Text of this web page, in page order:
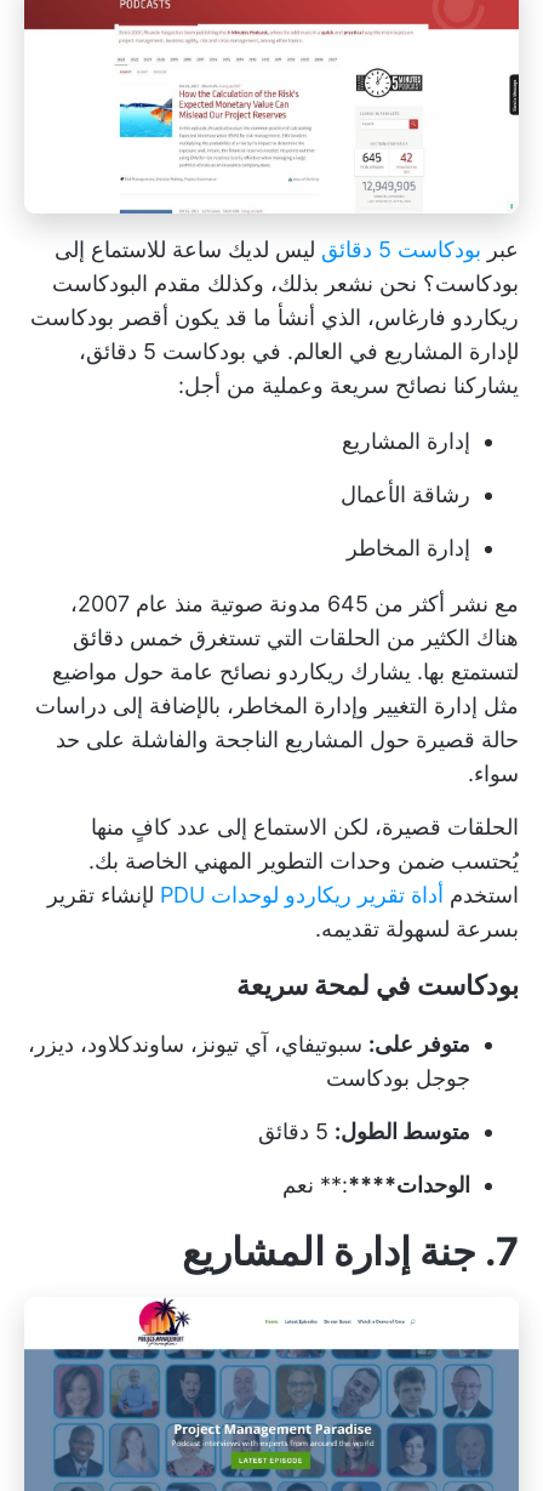
عبر بودكاست 5 دقائق
ليس لديك ساعة للاستماع إلى
بودكاست؟ نحن نشعر بذلك، وكذلك مقدم البودكاست
ريكاردو فارغاس، الذي أنشأ ما قد يكون أقصر بودكاست
لإدارة المشاريع في العالم. في بودكاست 5 دقائق،
يشاركنا نصائح سريعة وعملية من أجل:
إدارة المشاريع
رشاقة الأعمال
إدارة المخاطر
مع نشر أكثر من 645 مدونة صوتية منذ عام 2007،
هناك الكثير من الحلقات التي تستغرق خمس دقائق
لتستمتع بها. يشارك ريكاردو نصائح عامة حول مواضيع
مثل إدارة التغيير وإدارة المخاطر، بالإضافة إلى دراسات
حالة قصيرة حول المشاريع الناجحة والفاشلة على حد
سواء.
الحلقات قصيرة، لكن الاستماع إلى عدد كافٍ منها
يُحتسب ضمن وحدات التطوير المهني الخاصة بك.
استخدم أداة تقرير ريكاردو لوحدات PDU
لإنشاء تقرير
بسرعة لسهولة تقديمه.
بودكاست في لمحة سريعة
متوفر على: سبوتيفاي، آي تيونز، ساوندكلاود، ديزر،
جوجل بودكاست
متوسط الطول:
الوحدات****:** نعم
7. جنة إدارة المشاريع